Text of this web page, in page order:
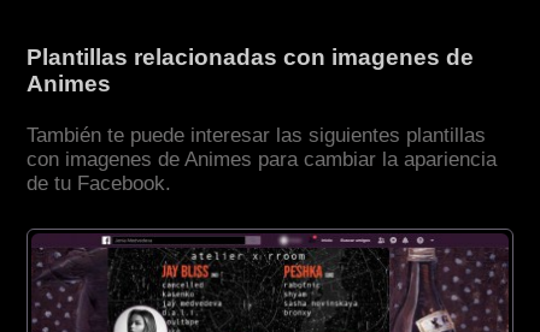
Plantillas relacionadas con imagenes de
Animes
También te puede interesar las siguientes plantillas
con imagenes de Animes para cambiar la apariencia
de tu Facebook.